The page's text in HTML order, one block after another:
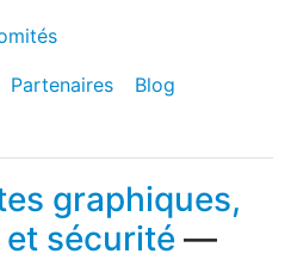
Partenaires Blog
graphiques,
sécurité —